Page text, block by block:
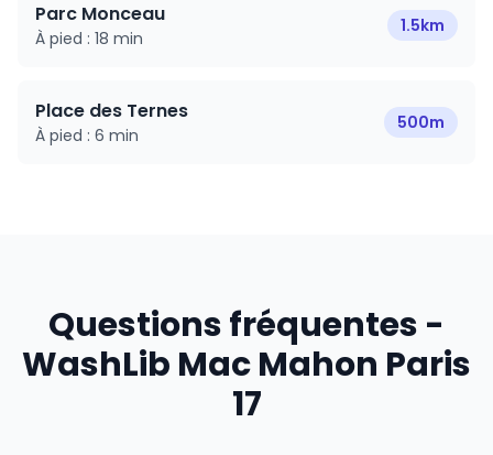
Parc Monceau
À pied : 18 min
1.5km
Place des Ternes
À pied : 6 min
500m
Questions fréquentes -
WashLib Mac Mahon Paris
17